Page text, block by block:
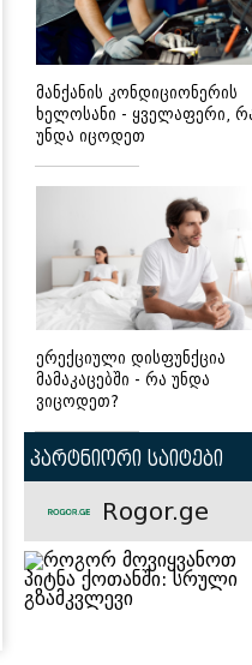
მანქანის კონდიციონერის
ხელოსანი - ყველაფერი,
უნდა იცოდეთ
ერექციული დისფუნქცია
მამაკაცებში - რა უნდა
ვიცოდეთ?
პარტნიორი საიტები
Rogor.ge